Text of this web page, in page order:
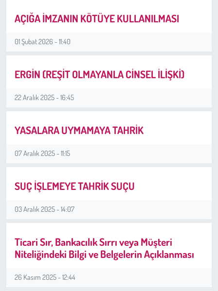
AÇIĞA İMZANIN KÖTÜYE KULLANILMASI
01 Şubat 2026 - 11:40
ERGİN (REŞİT OLMAYANLA CİNSEL İLİŞKİ)
22 Aralık 2025 - 16:45
YASALARA UYMAMAYA TAHRİK
07 Aralık 2025 - 11:15
SUÇ İŞLEMEYE TAHRİK SUÇU
03 Aralık 2025 - 14:07
Ticari Sır, Bankacılık Sırrı veya Müşteri
Niteliğindeki Bilgi ve Belgelerin Açıklanması
26 Kasım 2025 - 12:44
Sağlık
Kadın
Emek
İnsan Hakları
Çevre